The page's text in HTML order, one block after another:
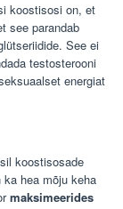
koostisosi on, et
see parandab
See ei
testosterooni
energiat
koostisosade
hea mõju keha
maksimeerides